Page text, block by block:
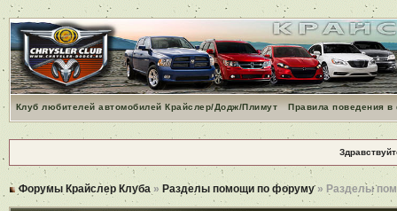
Клуб любителей автомобилей Крайслер/Додж/Плимут Правила поведения
Форумы Крайслер Клуба » Разделы помощи по форуму» Разделы